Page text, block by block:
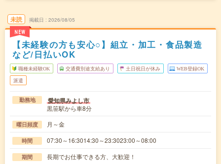
未読
NEW
掲載日 2026/08/05
【未経験の方も安心○】組立・加工・食品製造
など/日払いOK
職種未経験OK 交通費別途支給あり 土日祝日が休み WEB登録OK
派遣
勤務地 愛知県みよし市
黒笹駅から車8分
曜日頻度 月～金
時間 07:30～16:3014:30～23:3023:00～08:00
期間 長期でお仕事できる方、大歓迎！